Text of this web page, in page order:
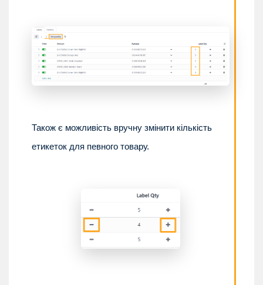
Також є можливість вручну змінити кількість
етикеток для певного товару.